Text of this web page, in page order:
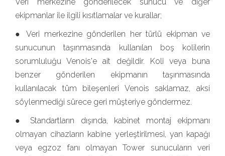
ekipmanlar ile ilgili kısıtlamalar ve kurallar;
● Veri merkezine gönderilen her türlü ekipman ve
sunucunun taşınmasında kullanılan boş kolilerin
sorumluluğu Venois'e ait değildir. Koli veya buna
benzer gönderilen ekipmanın taşınmasında
kullanılacak tüm bileşenleri Venois saklamaz, aksi
söylenmediği sürece geri müşteriye göndermez.
● Standartların dışında, kabinet montaj ekipmanı
olmayan cihazların kabine yerleştirilmesi, yan kapağı
veya egzoz fanı olmayan Tower sunucuların veri